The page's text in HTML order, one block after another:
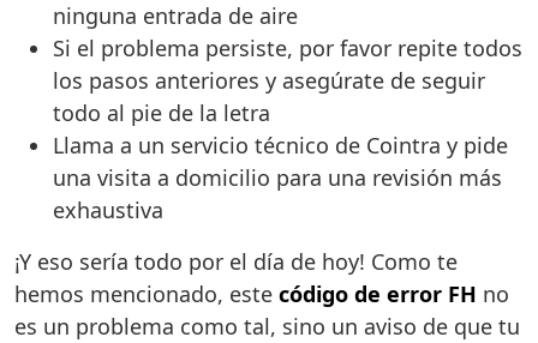
ninguna entrada de aire
Si el problema persiste, por favor repite todos
los pasos anteriores y asegúrate de seguir
todo al pie de la letra
Llama a un servicio técnico de Cointra y pide
una visita a domicilio para una revisión más
exhaustiva
¡Y eso sería todo por el día de hoy! Como te
hemos mencionado, este código de error FH no
es un problema como tal, sino un aviso de que tu